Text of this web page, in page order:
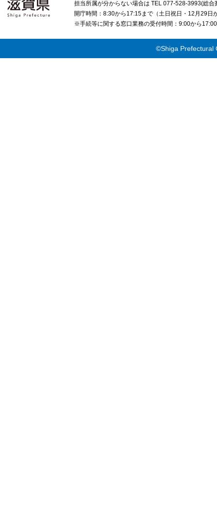
担当所属が分からない場合は TEL 077-528-3993(総合
開庁時間：8:30から17:15まで（土日祝日・12月29日
※手続等に関する窓口業務の受付時間：9:00から
©Shiga Prefectural